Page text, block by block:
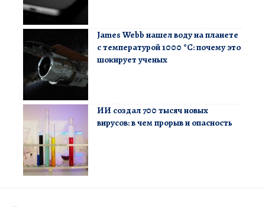
James Webb нашел воду на планете
с температурой 1000 °C: почему это
шокирует ученых
ИИ создал 700 тысяч новых
вирусов: в чем прорыв и опасность